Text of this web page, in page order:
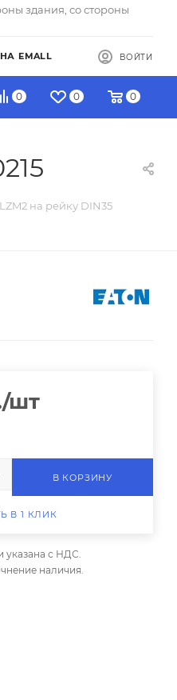
здания, со стороны
EMALL ВОЙТИ
0 0 0
на рейку DIN35
/шт
В КОРЗИНУ
В 1 КЛИК
указана с НДС.
наличия.